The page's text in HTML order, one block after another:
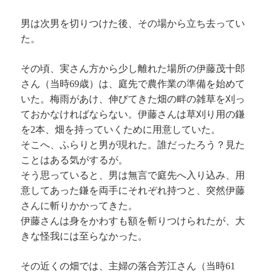
男は次男を切りつけた後、その場から立ち去ってい
た。
その頃、実さん方から少し離れた場所の伊藤茂十郎
さん（当時69歳）は、庭先で農作業の準備を始めて
いた。梅雨があけ、伸びてきた畑の畔の雑草を刈っ
ておかなければならない。伊藤さんは草刈り用の鎌
を2本、畑を持っていくために用意していた。
そこへ、ふらりと男が現れた。誰だったろう？見た
ことはある気がするが。
そう思っていると、男は無言で庭先へ入り込み、用
意してあった鎌を両手にそれぞれ持つと、突然伊藤
さんに斬りかかってきた。
伊藤さんは身をかわすも額を斬りつけられたが、大
きな怪我には至らなかった。
その近くの畑では、主婦の落合芳江さん（当時61